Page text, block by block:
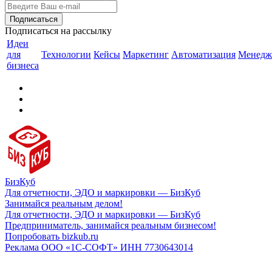
Подписаться на рассылку
Идеи
для
бизнеса
Технологии Кейсы Маркетинг Автоматизация
БизКуб
Для отчетности, ЭДО и маркировки — БизКуб
Занимайся реальным делом!
Для отчетности, ЭДО и маркировки — БизКуб
Предприниматель, занимайся реальным бизнесом!
Попробовать bizkub.ru
Реклама ООО «1С-СОФТ» ИНН 7730643014